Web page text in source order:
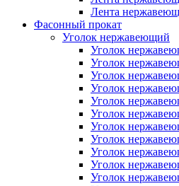
Лента
Фасонный прокат
Уголок нержавеющий
Уголок
Уголок
Уголок
Уголок
Уголок
Уголок
Уголок
Уголок
Уголок
Уголок
Уголок